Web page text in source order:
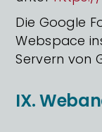
Die Google
Webspace
Servern von
IX.